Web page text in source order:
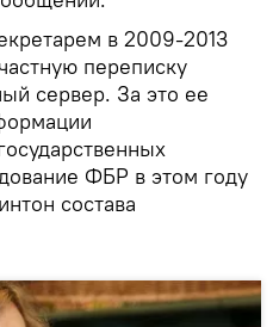
в 2009-2013
переписку
сервер. За это ее
ФБР в этом году
состава